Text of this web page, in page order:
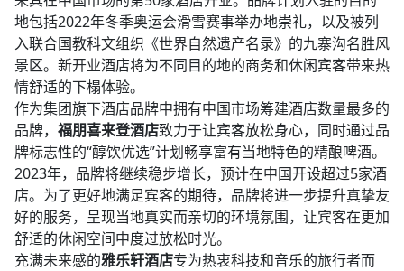
地包括2022年冬季奥运会滑雪赛事举办地崇礼，以及被列
入联合国教科文组织《世界自然遗产名录》的九寨沟名胜风
景区。新开业酒店将为不同目的地的商务和休闲宾客带来热
情舒适的下榻体验。​
作为集团旗下酒店品牌中拥有中国市场筹建酒店数量最多的
品牌， 福朋喜来登酒店致力于让宾客放松身心，同时通过品
牌标志性的“醇饮优选”计划畅享富有当地特色的精酿啤酒。
2023年，品牌将继续稳步增长，预计在中国开设超过5家酒
店。为了更好地满足宾客的期待，品牌将进一步提升真挚友
好的服务，呈现当地真实而亲切的环境氛围，让宾客在更加
舒适的休闲空间中度过放松时光。​
充满未来感的雅乐轩酒店专为热衷科技和音乐的旅行者而